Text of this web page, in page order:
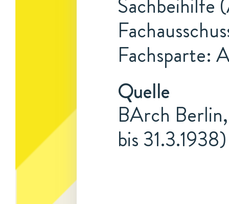
Sachbeihilfe
Fachsparte:
Quelle
BArch
bis 31.3.1938)